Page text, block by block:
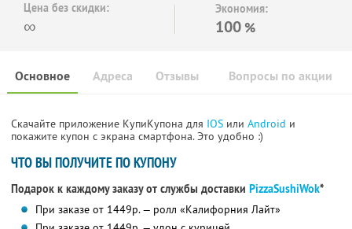
Цена без скидки:
∞
Экономия:
100 %
Основное Отзывы Вопросы по акции
Адреса
Скачайте приложение КупиКупона для IOS или Android и
покажите купон с экрана смартфона. Это удобно :)
ЧТО ВЫ ПОЛУЧИТЕ ПО КУПОНУ
Подарок к каждому заказу от службы доставки PizzaSushiWok*
При заказе от 1449р. — ролл «Калифорния Лайт»